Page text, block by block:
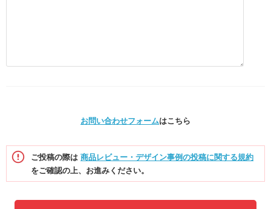
お問い合わせフォームはこちら
ご投稿の際は 商品レビュー・デザイン事例の投稿に関する規約
をご確認の上、お進みください。